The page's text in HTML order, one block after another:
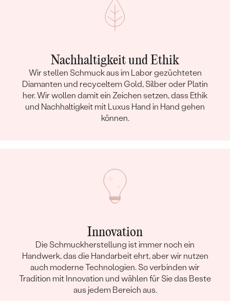
Nachhaltigkeit und Ethik
Wir stellen Schmuck aus im Labor gezüchteten
Diamanten und recyceltem Gold, Silber oder Platin
her. Wir wollen damit ein Zeichen setzen, dass Ethik
und Nachhaltigkeit mit Luxus Hand in Hand gehen
können.
Innovation
Die Schmuckherstellung ist immer noch ein
Handwerk, das die Handarbeit ehrt, aber wir nutzen
auch moderne Technologien. So verbinden wir
Tradition mit Innovation und wählen für Sie das Beste
aus jedem Bereich aus.